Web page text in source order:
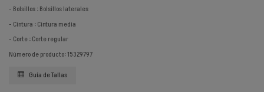
- Bolsillos : Bolsillos laterales
- Cintura : Cintura media
- Corte : Corte regular
Número de producto: 15329797
Guía de Tallas